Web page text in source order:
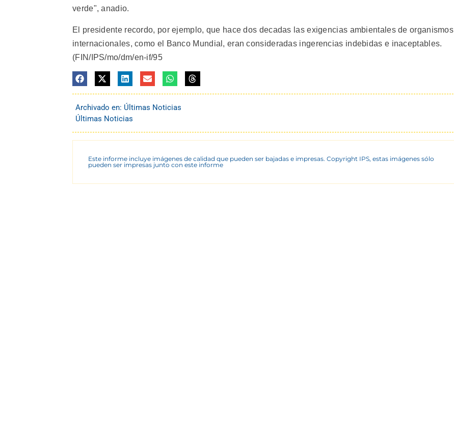
verde", anadio.
El presidente recordo, por ejemplo, que hace dos decadas las exigencias ambientales de organismos
internacionales, como el Banco Mundial, eran consideradas ingerencias indebidas e inaceptables.
(FIN/IPS/mo/dm/en-if/95
Archivado en: Últimas Noticias
Últimas Noticias
Este informe incluye imágenes de calidad que pueden ser bajadas e impresas. Copyright IPS, estas imágenes sólo
pueden ser impresas junto con este informe